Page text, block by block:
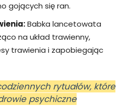
gojących się ran.
Babka lancetowata
na układ trawienny,
trawienia i zapobiegając
rytuałów, które
psychiczne